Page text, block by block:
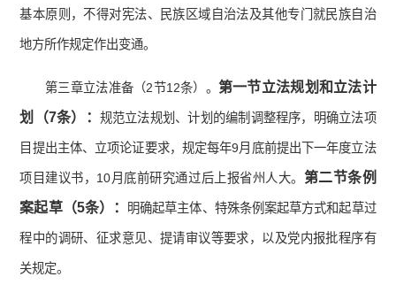
基本原则，不得对宪法、民族区域自治法及其他专门就民族自治
地方所作规定作出变通。
第三章立法准备（2节12条）。 第一节立法规划和立法计
划（7条）： 规范立法规划、计划的编制调整程序，明确立法项
目提出主体、立项论证要求，规定每年9月底前提出下一年度立法
项目建议书，10月底前研究通过后上报省州人大。 第二节条例
案起草（5条）： 明确起草主体、特殊条例案起草方式和起草过
程中的调研、征求意见、提请审议等要求，以及党内报批程序有
关规定。